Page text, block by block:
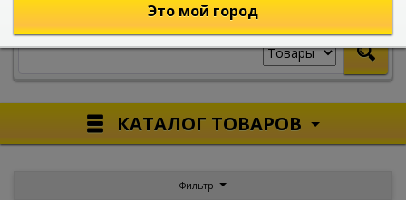
КАТАЛОГ ТОВАРОВ
Фильтр
Это мой город